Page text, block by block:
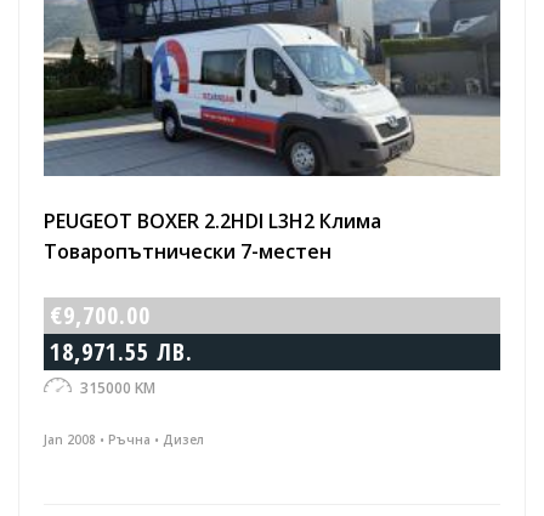
PEUGEOT BOXER 2.2HDI L3H2 Клима
Toваропътнически 7-местен
€9,700.00
18,971.55 ЛВ.
315000 KM
Jan 2008 • Ръчна • Дизел